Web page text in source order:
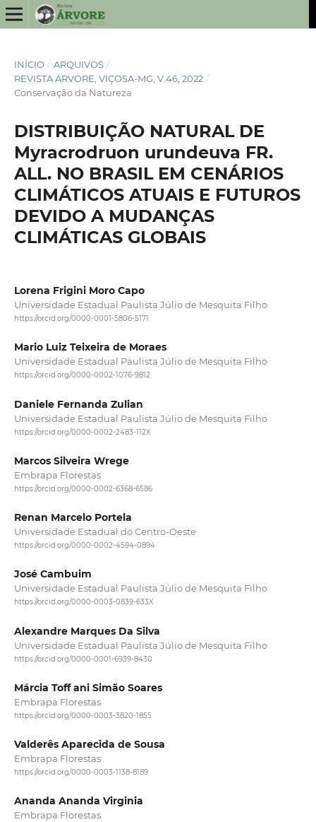
INÍCIO / ARQUIVOS /
REVISTA ÁRVORE, VIÇOSA-MG, V.46, 2022 /
Conservação da Natureza
DISTRIBUIÇÃO NATURAL DE
Myracrodruon urundeuva FR.
ALL. NO BRASIL EM CENÁRIOS
CLIMÁTICOS ATUAIS E FUTUROS
DEVIDO A MUDANÇAS
CLIMÁTICAS GLOBAIS
Lorena Frigini Moro Capo
Universidade Estadual Paulista Júlio de Mesquita Filho
https://orcid.org/0000-0001-5806-5171
Mario Luiz Teixeira de Moraes
Universidade Estadual Paulista Júlio de Mesquita Filho
https://orcid.org/0000-0002-1076-9812
Daniele Fernanda Zulian
Universidade Estadual Paulista Júlio de Mesquita Filho
https://orcid.org/0000-0002-2483-112X
Marcos Silveira Wrege
Embrapa Florestas
https://orcid.org/0000-0002-6368-6586
Renan Marcelo Portela
Universidade Estadual do Centro-Oeste
https://orcid.org/0000-0002-4594-0894
José Cambuim
Universidade Estadual Paulista Júlio de Mesquita Filho
https://orcid.org/0000-0003-0839-633X
Alexandre Marques Da Silva
Universidade Estadual Paulista Júlio de Mesquita Filho
https://orcid.org/0000-0001-6939-8430
Márcia Toff ani Simão Soares
Embrapa Florestas
https://orcid.org/0000-0003-3820-1855
Valderês Aparecida de Sousa
Embrapa Florestas
https://orcid.org/0000-0003-1138-8189
Ananda Ananda Virginia
Embrapa Florestas